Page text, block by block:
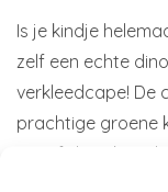
Is je kindje
zelf een echte
verkleedcape! De
prachtige groene
vanaf de nek tot